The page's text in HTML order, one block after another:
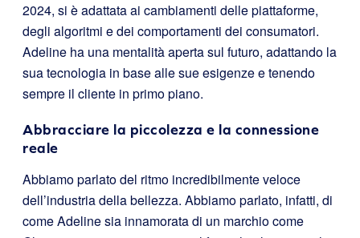
2024, si è adattata ai cambiamenti delle piattaforme,
degli algoritmi e dei comportamenti dei consumatori.
Adeline ha una mentalità aperta sul futuro, adattando la
sua tecnologia in base alle sue esigenze e tenendo
sempre il cliente in primo piano.
Abbracciare la piccolezza e la connessione
reale
Abbiamo parlato del ritmo incredibilmente veloce
dell’industria della bellezza. Abbiamo parlato, infatti, di
come Adeline sia innamorata di un marchio come